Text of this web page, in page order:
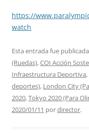
https://
watch
Esta entrada fue
(Ruedas),COI Acción
Infraestructura Deportiva,
deportes), London City
2020,Tokyo 2020 (Para
2020/01/11 pordirector.